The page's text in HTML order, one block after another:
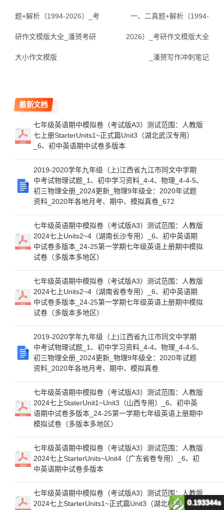
题+解析（1994-2026）_考
研作文模版大全_潘赟考研
大小作文模版
一、二真题+解析（1994-
2026）_考研作文模版大全
_潘赟写作冲刺笔记
最新文档
七年级英语期中模拟卷（考试版A3）测试范围：人教版
七上册StarterUnits1~正式篇Unit3（湖北武汉专用）
_6、初中英语期中试卷多版本
2019-2020学年九年级（上)江西省九江市同文中学期
中考试物理试题_1、初中学习资料_4-4、物理_4-4-5、
初三物理全册_2024更新_物理9年级全：2020年试题
资料_2020年各地月考、期中、模拟真卷_672
七年级英语期中模拟卷（考试版A3）测试范围：人教版
2024七上Units2~4（湖南长沙专用）_6、初中英语期
中试卷多版本_24-25第一学期七年级英语上册期中模拟
试卷（多版本多地区）
七年级英语期中模拟卷（考试版A3）测试范围：人教版
2024七上Units2~4（湖南省卷专用）_6、初中英语期
中试卷多版本_24-25第一学期七年级英语上册期中模拟
试卷（多版本多地区）
2019-2020学年九年级（上)江西省九江市同文中学期
中考试物理试题_1、初中学习资料_4-4、物理_4-4-5、
初三物理全册_2024更新_物理9年级全：2020年试题
资料_2020年各地月考、期中、模拟真卷
七年级英语期中模拟卷（考试版A3）测试范围：人教版
2024七上StaterUnit1~Unit3（山西专用）_6、初中英
语期中试卷多版本_24-25第一学期七年级英语上册期中
模拟试卷（多版本多地区）
七年级英语期中模拟卷（考试版A3）测试范围：人教版
2024七上StarterUnits~Unit4（广东省卷专用）_6、初
中英语期中试卷多版本
七年级英语期中模拟卷（考试版A3）测试范围：人教版
2024七上StarterUnits1~正式篇Unit3（湖北统考专用）0.193344s